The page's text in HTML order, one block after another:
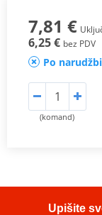
7,81 €
6,25 € bez PDV
Po narudžbi
(komand)
Upišite